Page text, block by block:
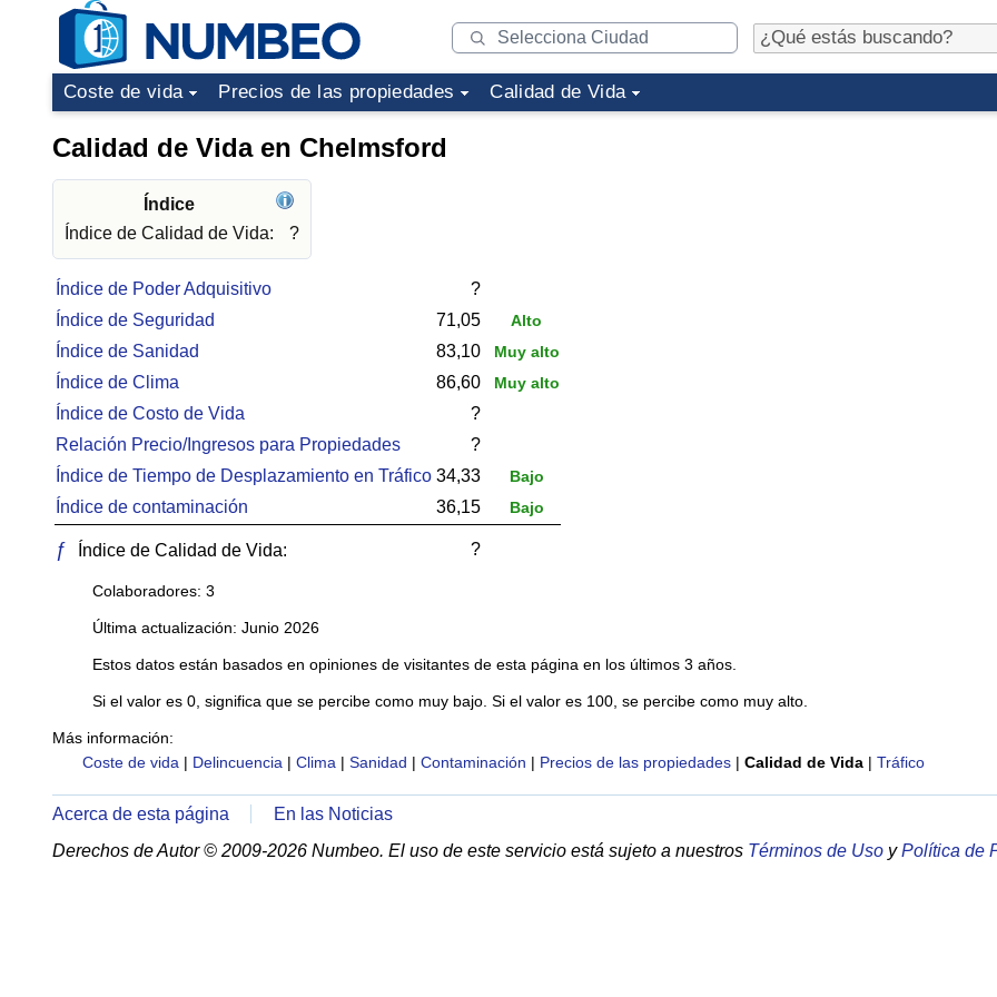
Coste de vida Precios de las propiedades Calidad de Vida
Calidad de Vida en Chelmsford
Índice
Índice de Calidad de Vida:
?
Índice de Poder Adquisitivo
?
Índice de Seguridad
71,05 Alto
Índice de Sanidad 83,10 Muy alto
Índice de Clima 86,60 Muy alto
Índice de Costo de Vida
?
Relación Precio/Ingresos para Propiedades
?
Índice de Tiempo de Desplazamiento en Tráfico 34,33 Bajo
Índice de contaminación 36,15 Bajo
ƒ Índice de Calidad de Vida: ?
Colaboradores: 3
Última actualización: Junio 2026
Estos datos están basados en opiniones de visitantes de esta página en los últimos 3 años.
Si el valor es 0, significa que se percibe como muy bajo. Si el valor es 100, se percibe como muy alto.
Más información:
Coste de vida | Delincuencia | Clima | Sanidad | Contaminación | Precios de las propiedades | Calidad de Vida | Tráfico
Acerca de esta página
En las Noticias
Derechos de Autor © 2009-2026 Numbeo. El uso de este servicio está sujeto a nuestros Términos de Uso yPolítica de